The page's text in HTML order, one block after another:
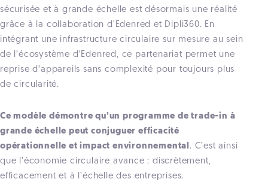
sécurisée et à grande échelle est désormais une réalité
grâce à la collaboration d'Edenred et Dipli360. En
intégrant une infrastructure circulaire sur mesure au sein
de l’écosystème d’Edenred, ce partenariat permet une
reprise d’appareils sans complexité pour toujours plus
de circularité.
Ce modèle démontre qu’un programme de trade-in à
grande échelle peut conjuguer efficacité
opérationnelle et impact environnemental. C’est ainsi
que l’économie circulaire avance : discrètement,
efficacement et à l’échelle des entreprises.